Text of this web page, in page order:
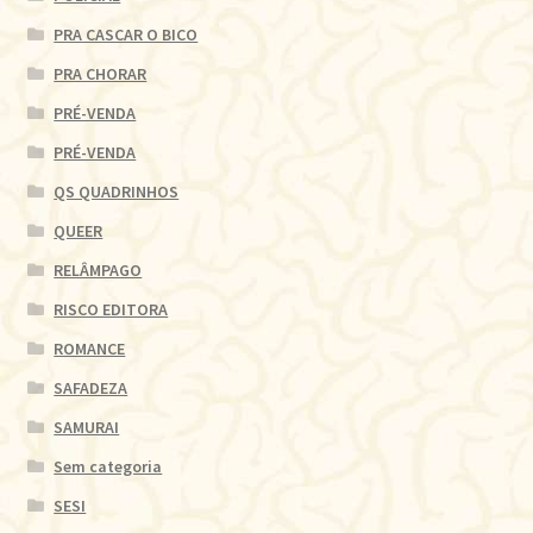
PRA CASCAR O BICO
PRA CHORAR
PRÉ-VENDA
PRÉ-VENDA
QS QUADRINHOS
QUEER
RELÂMPAGO
RISCO EDITORA
ROMANCE
SAFADEZA
SAMURAI
Sem categoria
SESI